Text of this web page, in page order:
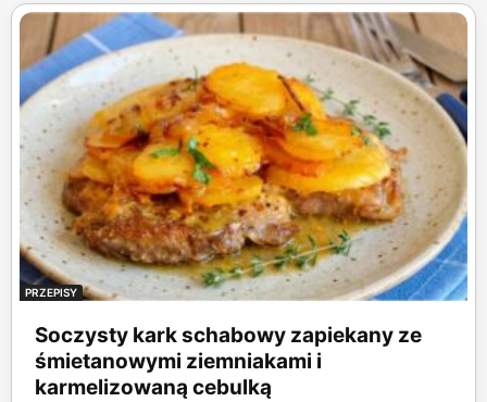
PRZEPISY
Soczysty kark schabowy zapiekany ze
śmietanowymi ziemniakami i
karmelizowaną cebulką